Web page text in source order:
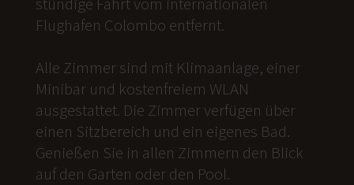
Flughafen Colombo entfernt.
Alle Zimmer sind mit Klimaanlage, einer
Minibar und kostenfreiem WLAN
ausgestattet. Die Zimmer verfügen über
einen Sitzbereich und ein eigenes Bad.
Genießen Sie in allen Zimmern den Blick
auf den Garten oder den Pool.